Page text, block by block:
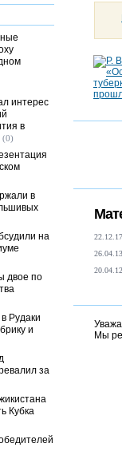
Мы
интерес
в
(0)
в
на
двое по
Рудаки
и
за
Кубка